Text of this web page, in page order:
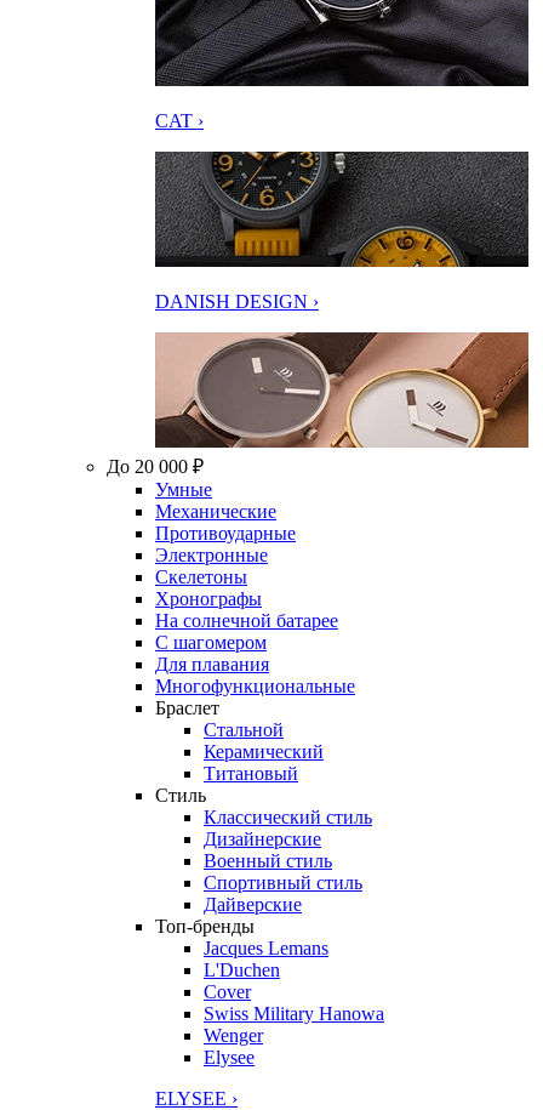
CAT ›
DANISH DESIGN ›
До 20 000 ₽
Умные
Механические
Противоударные
Электронные
Скелетоны
Хронографы
На солнечной батарее
С шагомером
Для плавания
Многофункциональные
Браслет
Стальной
Керамический
Титановый
Стиль
Классический стиль
Дизайнерские
Военный стиль
Спортивный стиль
Дайверские
Топ-бренды
Jacques Lemans
L'Duchen
Cover
Swiss Military Hanowa
Wenger
Elysee
ELYSEE ›